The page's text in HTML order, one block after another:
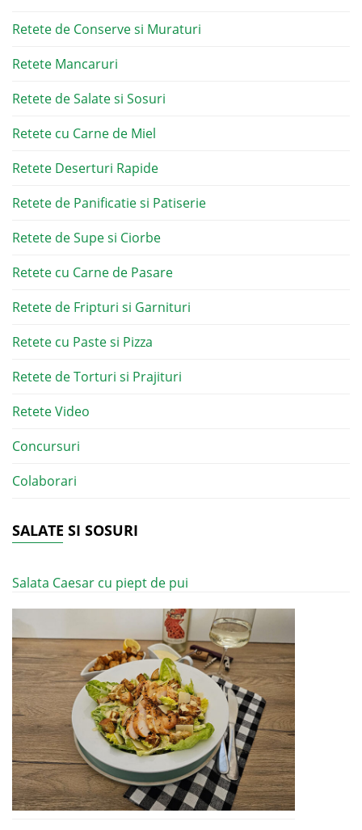
Retete de Conserve si Muraturi
Retete Mancaruri
Retete de Salate si Sosuri
Retete cu Carne de Miel
Retete Deserturi Rapide
Retete de Panificatie si Patiserie
Retete de Supe si Ciorbe
Retete cu Carne de Pasare
Retete de Fripturi si Garnituri
Retete cu Paste si Pizza
Retete de Torturi si Prajituri
Retete Video
Concursuri
Colaborari
SALATE SI SOSURI
Salata Caesar cu piept de pui